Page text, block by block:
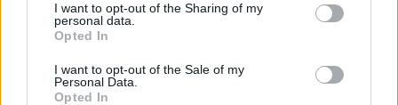
I want to opt-out of the Sharing of my
personal data.
Opted In
I want to opt-out of the Sale of my
Personal Data.
Opted In